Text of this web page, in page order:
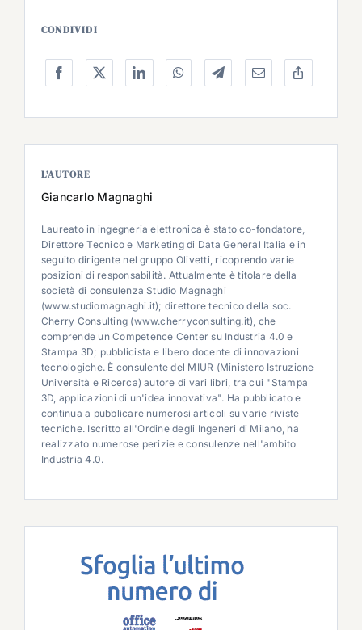
CONDIVIDI
L’AUTORE
Giancarlo Magnaghi
Laureato in ingegneria elettronica è stato co-fondatore,
Direttore Tecnico e Marketing di Data General Italia e in
seguito dirigente nel gruppo Olivetti, ricoprendo varie
posizioni di responsabilità. Attualmente è titolare della
società di consulenza Studio Magnaghi
(www.studiomagnaghi.it); direttore tecnico della soc.
Cherry Consulting (www.cherryconsulting.it), che
comprende un Competence Center su Industria 4.0 e
Stampa 3D; pubblicista e libero docente di innovazioni
tecnologiche. È consulente del MIUR (Ministero Istruzione
Università e Ricerca) autore di vari libri, tra cui "Stampa
3D, applicazioni di un'idea innovativa". Ha pubblicato e
continua a pubblicare numerosi articoli su varie riviste
tecniche. Iscritto all'Ordine degli Ingeneri di Milano, ha
realizzato numerose perizie e consulenze nell'ambito
Industria 4.0.